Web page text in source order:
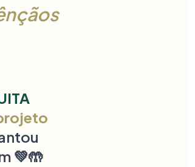
💚🤲